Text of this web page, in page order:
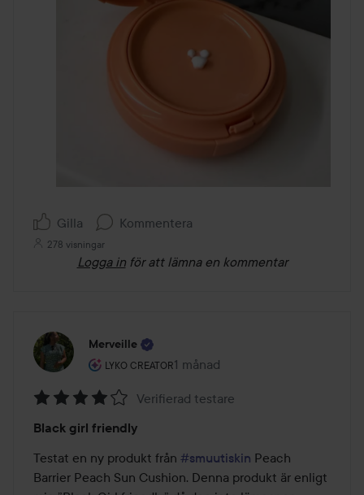
Gilla Kommentera
278 visningar
Logga in för att lämna en kommentar
Merveille
LYKO CREATOR
Användarens roll: Lyko Creator.
1 månad
Inlägget skapades 1 månad
4
av
5
Verifierad testare
Black girl friendly
Testat en ny produkt från #smuutiskin Peach
Barrier Peach Sun Cushion. Denna produkt är enligt